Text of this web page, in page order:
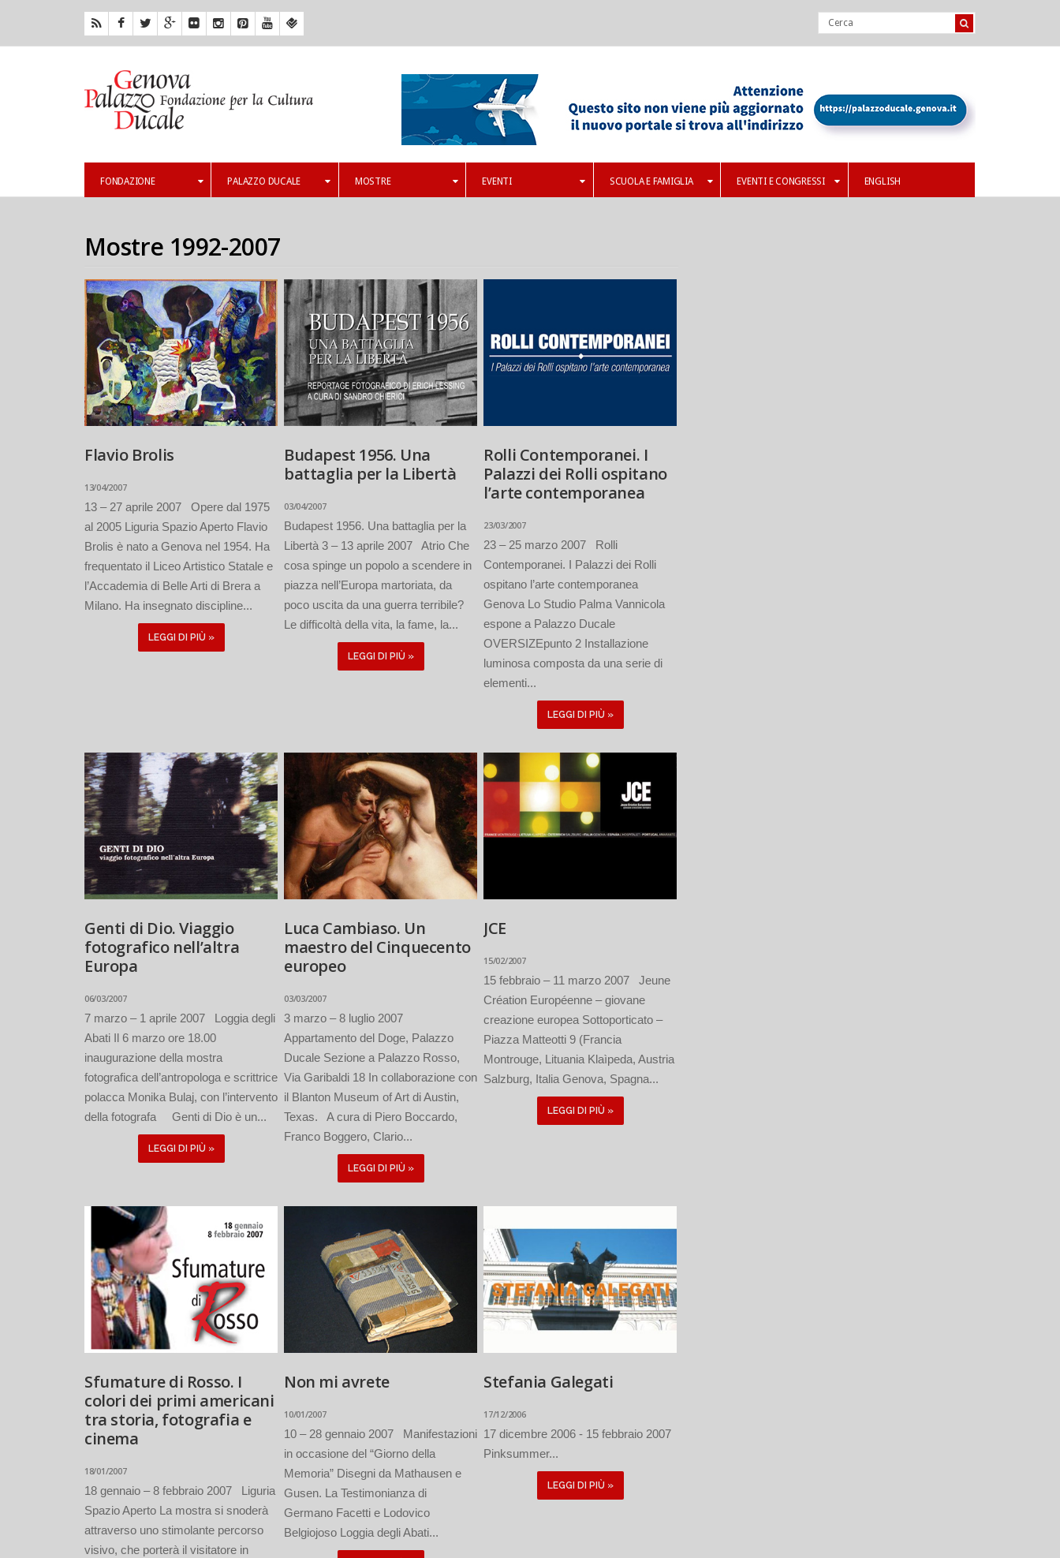
FONDAZIONE PALAZZO DUCALE MOSTRE EVENTI SCUOLA E FAMIGLIA EVENTI E CONGRESSI ENGLISH
Mostre 1992-2007
Flavio Brolis
13/04/2007
13 – 27 aprile 2007 Opere dal 1975
al 2005 Liguria Spazio Aperto Flavio
Brolis è nato a Genova nel 1954. Ha
frequentato il Liceo Artistico Statale e
l’Accademia di Belle Arti di Brera a
Milano. Ha insegnato discipline...
LEGGI DI PIÙ »
Budapest 1956. Una
battaglia per la Libertà
03/04/2007
Budapest 1956. Una battaglia per la
Libertà 3 – 13 aprile 2007 Atrio Che
cosa spinge un popolo a scendere in
piazza nell’Europa martoriata, da
poco uscita da una guerra terribile?
Le difficoltà della vita, la fame, la...
LEGGI DI PIÙ »
Rolli Contemporanei. I
Palazzi dei Rolli ospitano
l’arte contemporanea
23/03/2007
23 – 25 marzo 2007 Rolli
Contemporanei. I Palazzi dei Rolli
ospitano l’arte contemporanea
Genova Lo Studio Palma Vannicola
espone a Palazzo Ducale
OVERSIZEpunto 2 Installazione
luminosa composta da una serie di
elementi...
LEGGI DI PIÙ »
Genti di Dio. Viaggio
fotografico nell’altra
Europa
06/03/2007
7 marzo – 1 aprile 2007 Loggia degli
Abati Il 6 marzo ore 18.00
inaugurazione della mostra
fotografica dell’antropologa e scrittrice
polacca Monika Bulaj, con l’intervento
della fotografa Genti di Dio è un...
LEGGI DI PIÙ »
Luca Cambiaso. Un
maestro del Cinquecento
europeo
03/03/2007
3 marzo – 8 luglio 2007
Appartamento del Doge, Palazzo
Ducale Sezione a Palazzo Rosso,
Via Garibaldi 18 In collaborazione con
il Blanton Museum of Art di Austin,
Texas. A cura di Piero Boccardo,
Franco Boggero, Clario...
LEGGI DI PIÙ »
JCE
15/02/2007
15 febbraio – 11 marzo 2007 Jeune
Création Européenne – giovane
creazione europea Sottoporticato –
Piazza Matteotti 9 (Francia
Montrouge, Lituania Klaìpeda, Austria
Salzburg, Italia Genova, Spagna...
LEGGI DI PIÙ »
Sfumature di Rosso. I
colori dei primi americani
tra storia, fotografia e
cinema
18/01/2007
18 gennaio – 8 febbraio 2007 Liguria
Spazio Aperto La mostra si snoderà
attraverso uno stimolante percorso
visivo, che porterà il visitatore in
Non mi avrete
10/01/2007
10 – 28 gennaio 2007 Manifestazioni
in occasione del “Giorno della
Memoria” Disegni da Mathausen e
Gusen. La Testimonianza di
Germano Facetti e Lodovico
Belgiojoso Loggia degli Abati...
Stefania Galegati
17/12/2006
17 dicembre 2006 - 15 febbraio 2007
Pinksummer...
LEGGI DI PIÙ »